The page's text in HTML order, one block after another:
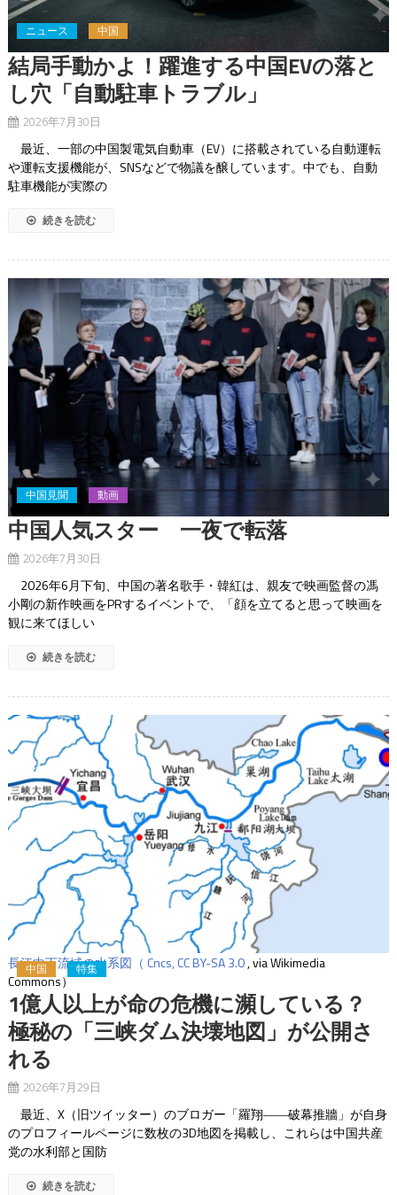
ニュース 中国
結局手動かよ！躍進する中国EVの落と
し穴「自動駐車トラブル」
2026年7月30日
最近、一部の中国製電気自動車（EV）に搭載されている自動運転
や運転支援機能が、SNSなどで物議を醸しています。中でも、自動
駐車機能が実際の
続きを読む
中国見聞 動画
中国人気スター 一夜で転落
2026年7月30日
2026年6月下旬、中国の著名歌手・韓紅は、親友で映画監督の馮
小剛の新作映画をPRするイベントで、「顔を立てると思って映画を
観に来てほしい
続きを読む
長江中下流域の水系図（ Cncs,CC BY-SA 3.0, via Wikimedia
Commons）
中国 特集
1億人以上が命の危機に瀕している？
極秘の「三峡ダム決壊地図」が公開さ
れる
2026年7月29日
最近、X（旧ツイッター）のブロガー「羅翔――破幕推牆」が自身
のプロフィールページに数枚の3D地図を掲載し、これらは中国共産
党の水利部と国防
続きを読む